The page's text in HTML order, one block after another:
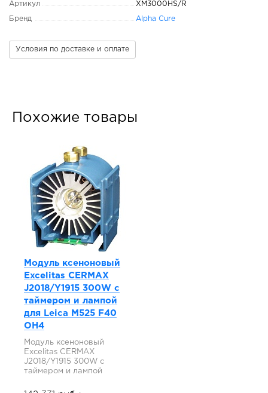
Артикул XM3000HS/R
Бренд Alpha Cure
Условия по доставке и оплате
Похожие товары
Модуль ксеноновый
Excelitas CERMAX
J2018/Y1915 300W с
таймером и лампой
для Leica M525 F40
OH4
Модуль ксеноновый
Excelitas CERMAX
J2018/Y1915 300W с
таймером и лампой